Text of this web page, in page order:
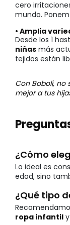
cero
mundo.
• Amplia
Desde los 1
niñas más
tejidos están
Con Boboli, no
mejor a tus
¿Cómo
Lo ideal es
edad, sino
¿Qué tipo
ropa infantil